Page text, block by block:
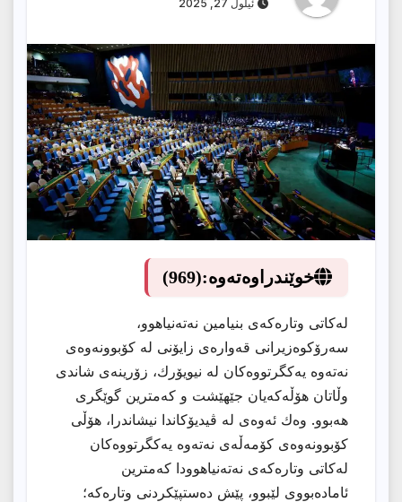
ئیلول 27, 2025
خوێندراوەتەوە:(969)
لەكاتی وتارەكەی بنیامین نەتەنیاهوو،
سەرۆكوەزیرانی قەوارەی زایۆنی لە كۆبوونەوەی
نەتەوە یەكگرتووەكان لە نیویۆرك، زۆرینەی شاندی
وڵاتان هۆڵەكەیان جێهێشت و كەمترین گوێگری
هەبوو. وەك ئەوەی لە ڤیدیۆكاندا نیشاندرا، هۆڵی
كۆبوونەوەی كۆمەڵەی نەتەوە یەكگرتووەكان
لەكاتی وتارەكەی نەتەنیاهوودا كەمترین
ئامادەبووی لێبوو، پێش دەستپێكردنی وتارەكە؛